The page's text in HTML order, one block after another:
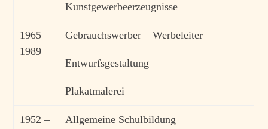
Kunstgewerbeerzeugnisse
1965 –
1989
Gebrauchswerber – Werbeleiter
Entwurfsgestaltung
Plakatmalerei
1952 –
Allgemeine Schulbildung